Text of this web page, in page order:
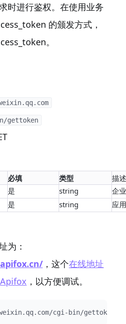
时进行鉴权。在使用业务
的颁发方式，
。
gettoken
必填 类型 描述
是 string 企
是 string 应
为：
，这个在线地址
Apifox ，以方便调试。
cgi-bin/